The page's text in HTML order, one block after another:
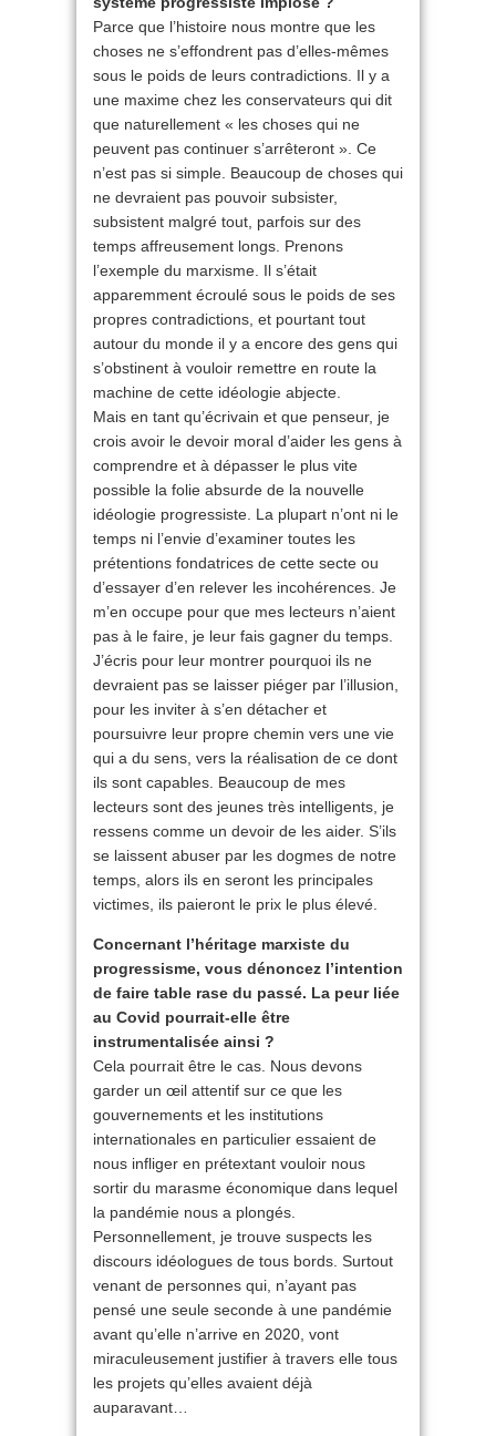
Parce que l’histoire nous montre que les
choses ne s’effondrent pas d’elles-mêmes
sous le poids de leurs contradictions. Il y a
une maxime chez les conservateurs qui dit
que naturellement « les choses qui ne
peuvent pas continuer s’arrêteront ». Ce
n’est pas si simple. Beaucoup de choses qui
ne devraient pas pouvoir subsister,
subsistent malgré tout, parfois sur des
temps affreusement longs. Prenons
l’exemple du marxisme. Il s’était
apparemment écroulé sous le poids de ses
propres contradictions, et pourtant tout
autour du monde il y a encore des gens qui
s’obstinent à vouloir remettre en route la
machine de cette idéologie abjecte.
Mais en tant qu’écrivain et que penseur, je
crois avoir le devoir moral d’aider les gens à
comprendre et à dépasser le plus vite
possible la folie absurde de la nouvelle
idéologie progressiste. La plupart n’ont ni le
temps ni l’envie d’examiner toutes les
prétentions fondatrices de cette secte ou
d’essayer d’en relever les incohérences. Je
m’en occupe pour que mes lecteurs n’aient
pas à le faire, je leur fais gagner du temps.
J’écris pour leur montrer pourquoi ils ne
devraient pas se laisser piéger par l’illusion,
pour les inviter à s’en détacher et
poursuivre leur propre chemin vers une vie
qui a du sens, vers la réalisation de ce dont
ils sont capables. Beaucoup de mes
lecteurs sont des jeunes très intelligents, je
ressens comme un devoir de les aider. S’ils
se laissent abuser par les dogmes de notre
temps, alors ils en seront les principales
victimes, ils paieront le prix le plus élevé.
Concernant l’héritage marxiste du
progressisme, vous dénoncez l’intention
de faire table rase du passé. La peur liée
au Covid pourrait-elle être
instrumentalisée ainsi ?
Cela pourrait être le cas. Nous devons
garder un œil attentif sur ce que les
gouvernements et les institutions
internationales en particulier essaient de
nous infliger en prétextant vouloir nous
sortir du marasme économique dans lequel
la pandémie nous a plongés.
Personnellement, je trouve suspects les
discours idéologues de tous bords. Surtout
venant de personnes qui, n’ayant pas
pensé une seule seconde à une pandémie
avant qu’elle n’arrive en 2020, vont
miraculeusement justifier à travers elle tous
les projets qu’elles avaient déjà
auparavant…